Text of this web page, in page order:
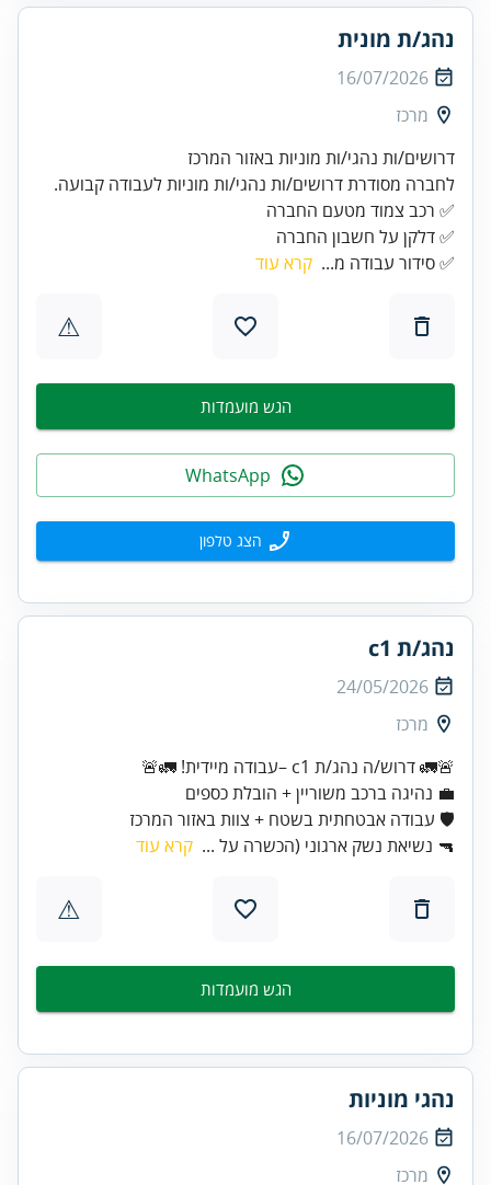
נהג/ת מונית
16/07/2026
מרכז
דרושים/ות נהגי/ות מוניות באזור המרכז
לחברה מסודרת דרושים/ות נהגי/ות מוניות לעבודה קבועה.
✅ דלקן על חשבון החברה
✅ סידור עבודה מ... קרא עוד
⚠
הגש מועמדות
הצג טלפון
נהג/ת c1
24/05/2026
מרכז
🚨🚛 דרוש/ה נהג/ת c1 –עבודה מיידית! 🚛🚨
🛡️ עבודה אבטחתית בשטח + צוות באזור המרכז
🔫 נשיאת נשק ארגוני (הכשרה על ... קרא עוד
⚠
הגש מועמדות
נהגי מוניות
16/07/2026
מרכז